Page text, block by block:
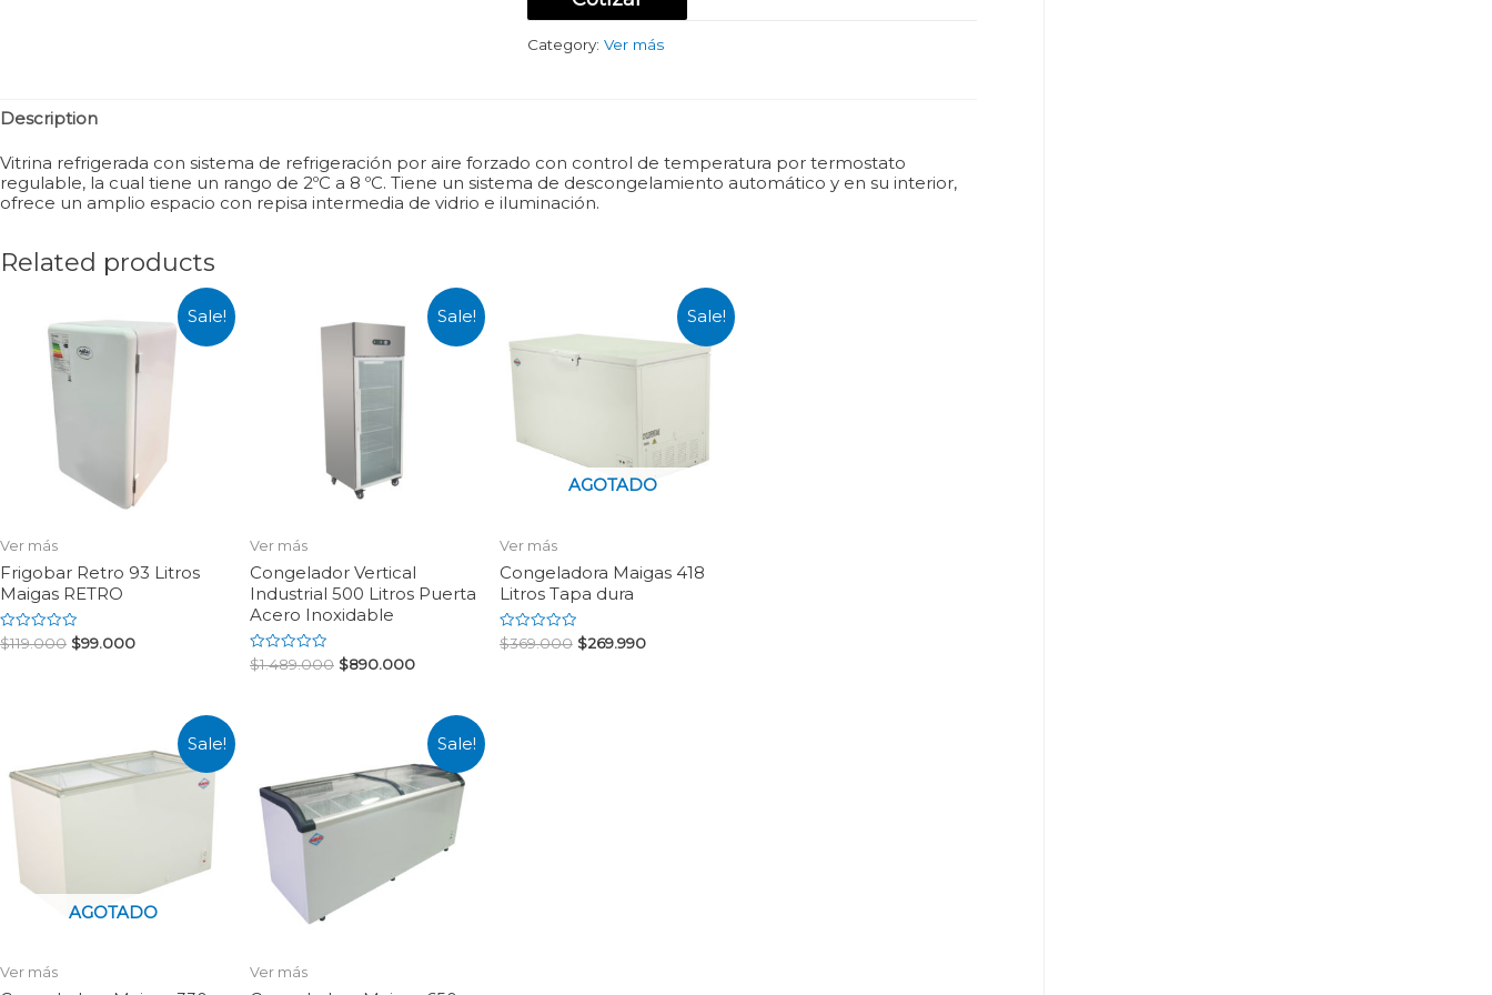
Metros
-
Category:Ver más
Description
Vitrina refrigerada con sistema de refrigeración por aire forzado con control de temperatura por termostato
regulable, la cual tiene un rango de 2ºC a 8 ºC. Tiene un sistema de descongelamiento automático y en su interior,
ofrece un amplio espacio con repisa intermedia de vidrio e iluminación.
Related products
Sale!
Ver más
Frigobar Retro 93 Litros
Maigas RETRO
Rated
0
$119.000 $99.000
Sale!
Ver más
Congelador Vertical
Industrial 500 Litros Puerta
Acero Inoxidable
Rated
0
$1.489.000 $890.000
Sale!
AGOTADO
Ver más
Congeladora Maigas 418
Litros Tapa dura
Rated
0
$369.000 $269.990
Sale!
AGOTADO
Ver más
Sale!
Ver más